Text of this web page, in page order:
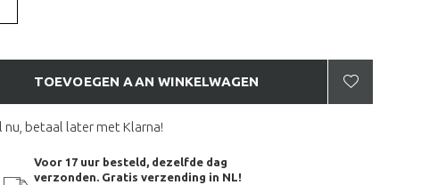
TOEVOEGEN AAN WINKELWAGEN
nu, betaal later met Klarna!
Voor 17 uur besteld, dezelfde dag
verzonden. Gratis verzending in NL!